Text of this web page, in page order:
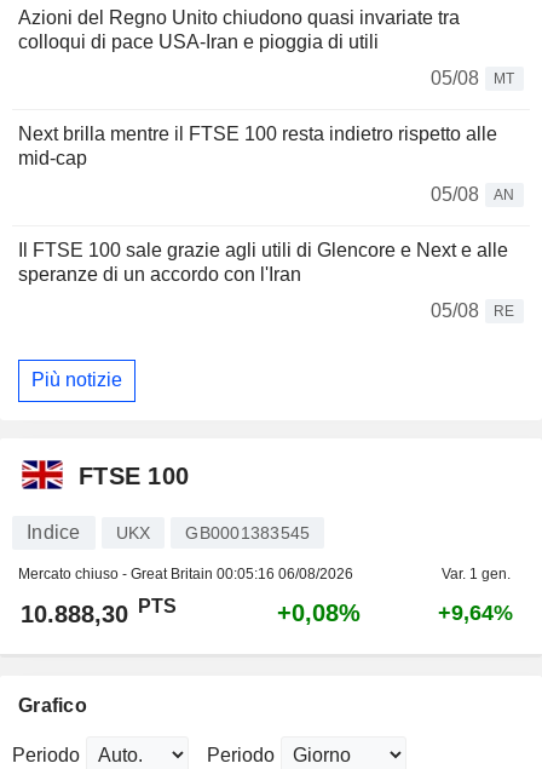
Azioni del Regno Unito chiudono quasi invariate tra
colloqui di pace USA-Iran e pioggia di utili
05/08
MT
Next brilla mentre il FTSE 100 resta indietro rispetto alle
mid-cap
05/08
AN
Il FTSE 100 sale grazie agli utili di Glencore e Next e alle
speranze di un accordo con l'Iran
05/08
RE
Più notizie
FTSE 100
Indice UKX GB0001383545
Mercato chiuso - Great Britain 00:05:16 06/08/2026 Var. 1 gen.
10.888,30 PTS +0,08% +9,64%
Grafico
Periodo Periodo